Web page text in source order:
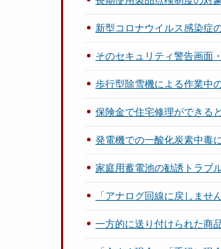
新型コロナウイルス感染症
そのセキュリティ警告画面
歩行型除雪機による作業中
保険金で住宅修理ができる
発電機での一酸化炭素中毒
家庭用蓄電池の勧誘トラブ
「アナログ回線に戻しま
一方的に送り付けられた商